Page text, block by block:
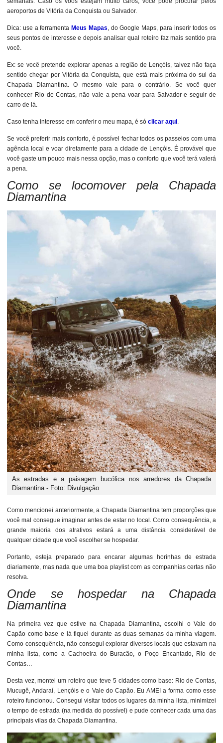
aeroportos de Vitória da Conquista ou Salvador.
Dica: use a ferramenta Meus Mapas, do Google Maps, para inserir todos os
seus pontos de interesse e depois analisar qual roteiro faz mais sentido pra
você.
Ex: se você pretende explorar apenas a região de Lençóis, talvez não faça
sentido chegar por Vitória da Conquista, que está mais próxima do sul da
Chapada Diamantina. O mesmo vale para o contrário. Se você quer
conhecer Rio de Contas, não vale a pena voar para Salvador e seguir de
carro de lá.
Caso tenha interesse em conferir o meu mapa, é só clicar aqui.
Se você preferir mais conforto, é possível fechar todos os passeios com uma
agência local e voar diretamente para a cidade de Lençóis. É provável que
você gaste um pouco mais nessa opção, mas o conforto que você terá valerá
a pena.
Como se locomover pela Chapada
Diamantina
As estradas e a paisagem bucólica nos arredores da Chapada
Diamantina - Foto: Divulgação
Como mencionei anteriormente, a Chapada Diamantina tem proporções que
você mal consegue imaginar antes de estar no local. Como consequência, a
grande maioria dos atrativos estará a uma distância considerável de
qualquer cidade que você escolher se hospedar.
Portanto, esteja preparado para encarar algumas horinhas de estrada
diariamente, mas nada que uma boa playlist com as companhias certas não
resolva.
Onde se hospedar na Chapada
Diamantina
Na primeira vez que estive na Chapada Diamantina, escolhi o Vale do
Capão como base e lá fiquei durante as duas semanas da minha viagem.
Como consequência, não consegui explorar diversos locais que estavam na
minha lista, como a Cachoeira do Buracão, o Poço Encantado, Rio de
Contas…
Desta vez, montei um roteiro que teve 5 cidades como base: Rio de Contas,
Mucugê, Andaraí, Lençóis e o Vale do Capão. Eu AMEI a forma como esse
roteiro funcionou. Consegui visitar todos os lugares da minha lista, minimizei
o tempo de estrada (na medida do possível) e pude conhecer cada uma das
principais vilas da Chapada Diamantina.